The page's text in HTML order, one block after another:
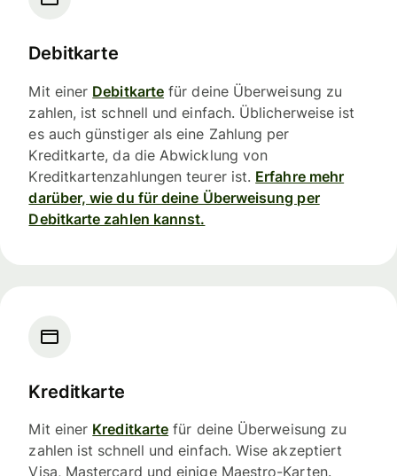
Debitkarte
Mit einer Debitkarte für deine Überweisung zu
zahlen, ist schnell und einfach. Üblicherweise ist
es auch günstiger als eine Zahlung per
Kreditkarte, da die Abwicklung von
Kreditkartenzahlungen teurer ist. Erfahre mehr
darüber, wie du für deine Überweisung per
Debitkarte zahlen kannst.
Kreditkarte
Mit einer Kreditkarte für deine Überweisung zu
zahlen ist schnell und einfach. Wise akzeptiert
Visa, Mastercard und einige Maestro-Karten.